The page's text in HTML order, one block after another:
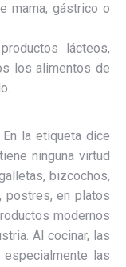
mama, gástrico o
lácteos,
los alimentos de
la etiqueta dice
ninguna virtud
bizcochos,
postres, en platos
modernos
Al cocinar, las
las